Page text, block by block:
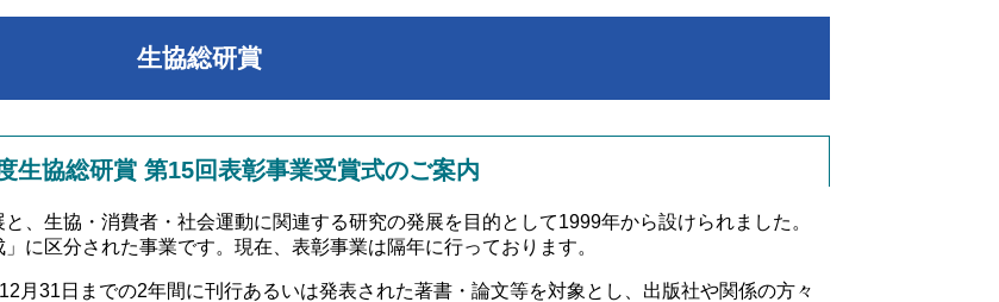
生協総研賞
生協総研賞 第15回表彰事業受賞式のご案内
、生協・消費者・社会運動に関連する研究の発展を目的として1999年から設けられました。
に区分された事業です。現在、表彰事業は隔年に行っております。
31日までの2年間に刊行あるいは発表された著書・論文等を対象とし、出版社や関係の方々